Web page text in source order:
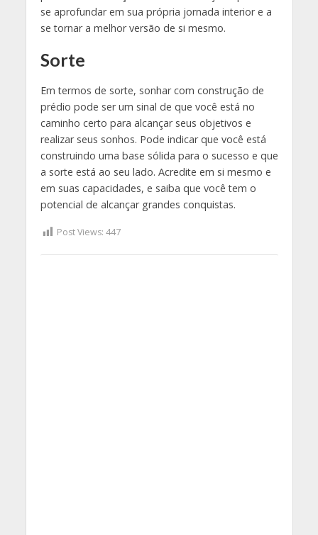
se aprofundar em sua própria jornada interior e a
se tornar a melhor versão de si mesmo.
Sorte
Em termos de sorte, sonhar com construção de
prédio pode ser um sinal de que você está no
caminho certo para alcançar seus objetivos e
realizar seus sonhos. Pode indicar que você está
construindo uma base sólida para o sucesso e que
a sorte está ao seu lado. Acredite em si mesmo e
em suas capacidades, e saiba que você tem o
potencial de alcançar grandes conquistas.
Post Views: 447